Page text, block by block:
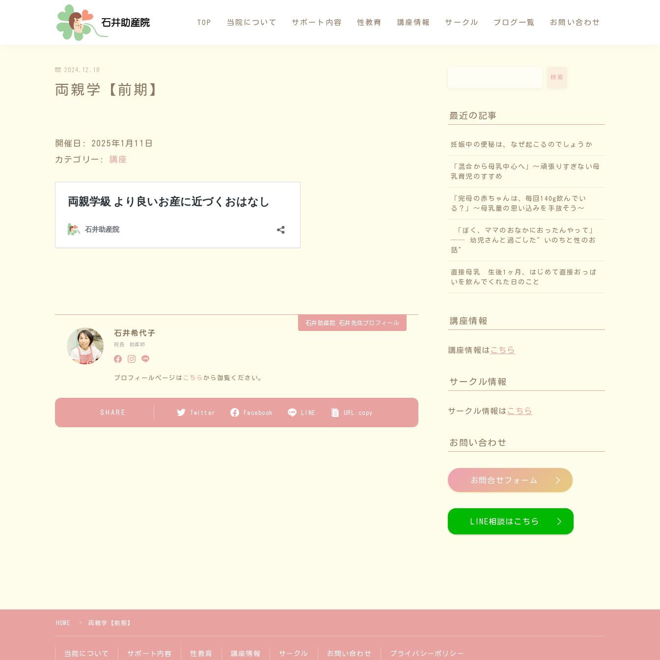
TOP 当院について サポート内容 性教育 講座情報 サークル ブログ一覧 お問い合わせ
2024.12.16
両親学【前期】
開催日: 2025年1月11日
カテゴリー: 講座
石井助産院 石井先生プロフィール
石井希代子
院長 助産師
プロフィールページは こちら から御覧ください。
SHARE Twitter Facebook LINE URL copy
検索
最近の記事
妊娠中の便秘は、なぜ起こるのでしょうか
「混合から母乳中心へ」〜頑張りすぎない母
乳育児のすすめ
「完母の赤ちゃんは、毎回140g飲んでい
る？」〜母乳量の思い込みを手放そう〜
「ぼく、ママのおなかにおったんやって」
── 幼児さんと過ごした”いのちと性のお
話”
直接母乳 生後1ヶ月、はじめて直接おっぱ
いを飲んでくれた日のこと
講座情報
講座情報は こちら
サークル情報
サークル情報は こちら
お問い合わせ
お問合せフォーム
LINE相談はこちら
HOME ＞ 両親学【前期】
当院について サポート内容 性教育 講座情報 サークル お問い合わせ プライバシーポリシー